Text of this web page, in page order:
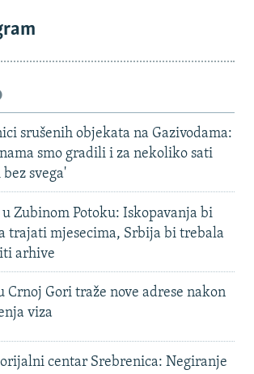
srušenih objekata na Gazivodama:
smo gradili i za nekoliko sati
svega'
Zubinom Potoku: Iskopavanja bi
trajati mjesecima, Srbija bi trebala
arhive
Crnoj Gori traže nove adrese nakon
viza
centar Srebrenica: Negiranje